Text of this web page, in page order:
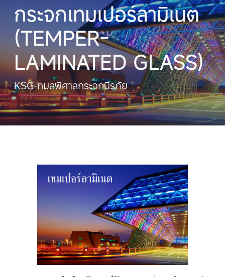
กระจกเทมเปอร์ลามิเนต
(TEMPER-
LAMINATED GLASS)
KSG กมลพิศาลกระจกนิรภัย